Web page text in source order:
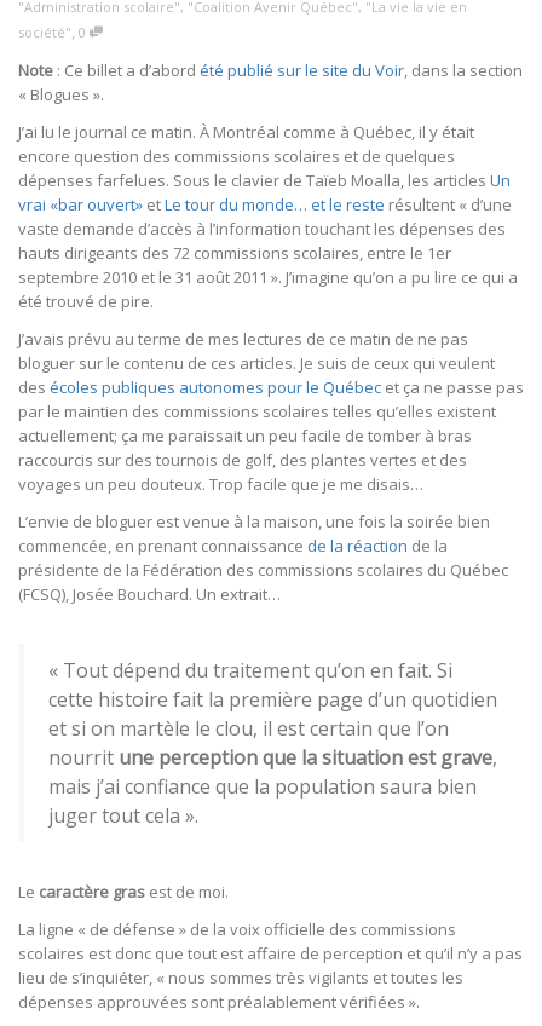
"Administration scolaire", "Coalition Avenir Québec", "La vie la vie en
société", 0
Note : Ce billet a d’abord été publié sur le site du Voir, dans la section
« Blogues ».
J’ai lu le journal ce matin. À Montréal comme à Québec, il y était
encore question des commissions scolaires et de quelques
dépenses farfelues. Sous le clavier de Taïeb Moalla, les articles Un
vrai «bar ouvert» etLe tour du monde… et le reste résultent « d’une
vaste demande d’accès à l’information touchant les dépenses des
hauts dirigeants des 72 commissions scolaires, entre le 1er
septembre 2010 et le 31 août 2011 ». J’imagine qu’on a pu lire ce qui a
été trouvé de pire.
J’avais prévu au terme de mes lectures de ce matin de ne pas
bloguer sur le contenu de ces articles. Je suis de ceux qui veulent
des écoles publiques autonomes pour le Québec et ça ne passe pas
par le maintien des commissions scolaires telles qu’elles existent
actuellement; ça me paraissait un peu facile de tomber à bras
raccourcis sur des tournois de golf, des plantes vertes et des
voyages un peu douteux. Trop facile que je me disais…
L’envie de bloguer est venue à la maison, une fois la soirée bien
commencée, en prenant connaissance de la réaction de la
présidente de la Fédération des commissions scolaires du Québec
(FCSQ), Josée Bouchard. Un extrait…
« Tout dépend du traitement qu’on en fait. Si
cette histoire fait la première page d’un quotidien
et si on martèle le clou, il est certain que l’on
nourrit une perception que la situation est grave,
mais j’ai confiance que la population saura bien
juger tout cela ».
Le caractère gras est de moi.
La ligne « de défense » de la voix officielle des commissions
scolaires est donc que tout est affaire de perception et qu’il n’y a pas
lieu de s’inquiéter, « nous sommes très vigilants et toutes les
dépenses approuvées sont préalablement vérifiées ».